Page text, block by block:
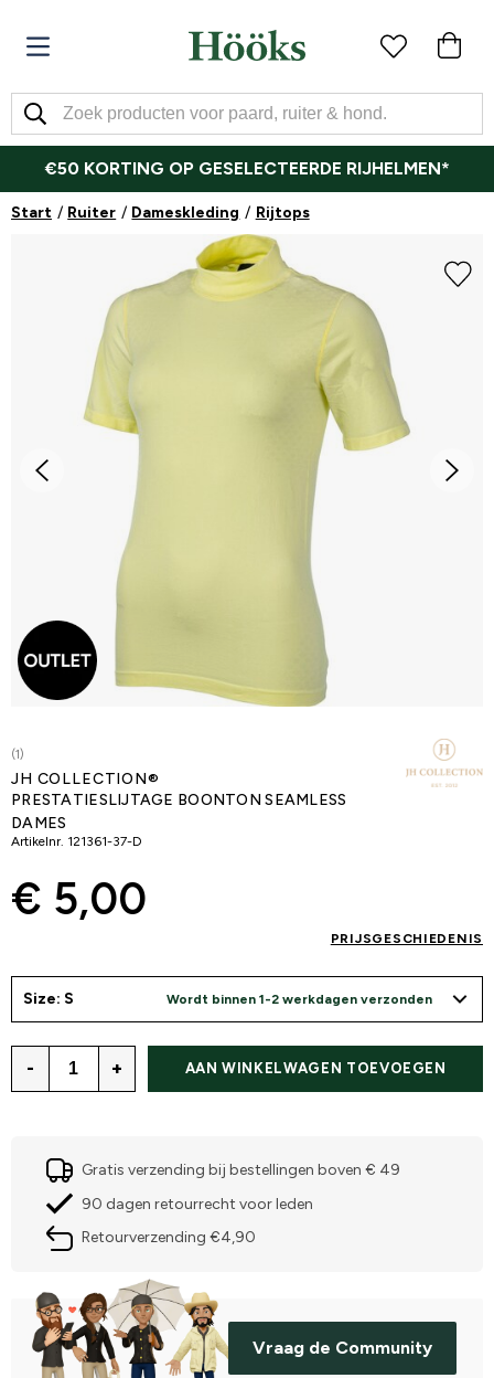
€50 KORTING OP GESELECTEERDE RIJHELMEN*
Start Ruiter Dameskleding Rijtops
(1)
JH COLLECTION®
PRESTATIESLIJTAGE BOONTON SEAMLESS
DAMES
Artikelnr. 121361-37-D
€ 5,00
PRIJSGESCHIEDENIS
Size: S Wordt binnen 1-2 werkdagen verzonden
- + AAN WINKELWAGEN TOEVOEGEN
Gratis verzending bij bestellingen boven € 49
90 dagen retourrecht voor leden
Retourverzending €4,90
Vraag de Community